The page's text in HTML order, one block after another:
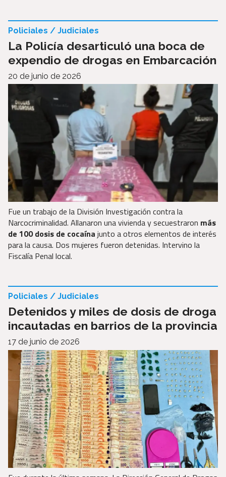
La Policía desarticuló una boca de
expendio de drogas en Embarcación
Policiales / Judiciales
20 de junio de 2026
Fue un trabajo de la División Investigación contra la
Narcocriminalidad. Allanaron una vivienda y secuestraron más
de 100 dosis de cocaína junto a otros elementos de interés
para la causa. Dos mujeres fueron detenidas. Intervino la
Fiscalía Penal local.
Detenidos y miles de dosis de droga
incautadas en barrios de la provincia
Policiales / Judiciales
17 de junio de 2026